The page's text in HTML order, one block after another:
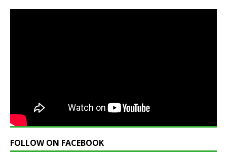
FOLLOW ON FACEBOOK